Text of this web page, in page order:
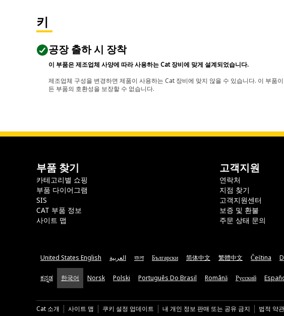
키
공장 출하 시 장착
이 부품은 제조업체 사양에 따라 사용하는 Cat 장비에 맞게 설계되었습니다.
제조업체 구성을 변경하면 제품이 사용하는 Cat 장비에 맞지 않을 수 있습니다. 이 부
든 부품의 호환성을 보장할 수 없습니다.
부품 찾기
카테고리별 쇼핑
부품 다이어그램
SIS
CAT 부품 정보
사이트 맵
고객지원
연락처
지점 찾기
고객지원센터
보증 및 환불
주문 상태 문의
United States English العربية বাংলা Български 简体中文 繁體中文 Čeština
ಕನ್ನಡ 한국어 Norsk Polski Português Do Brasil Română Русский
Cat 소개 사이트 맵 쿠키 설정 업데이트 내 개인 정보 판매 또는 공유 금지 법적 약관